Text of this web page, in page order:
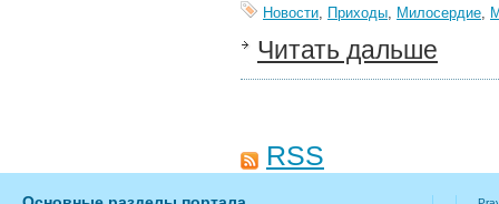
Новости, Приходы, Милосердие,
Читать дальше
RSS